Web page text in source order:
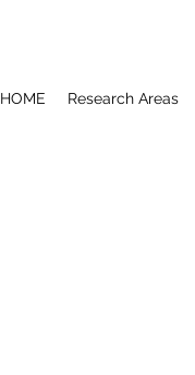
HOME Research Areas